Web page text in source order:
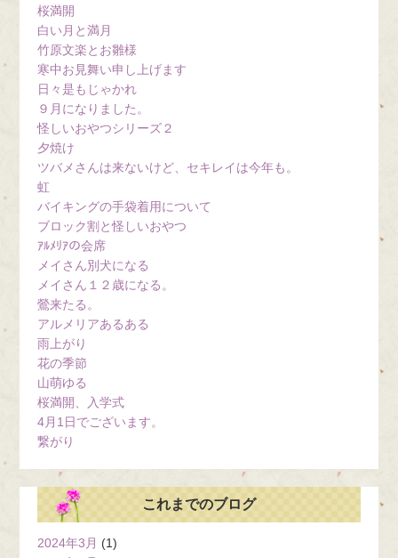
桜満開
白い月と満月
竹原文楽とお雛様
寒中お見舞い申し上げます
日々是もじゃかれ
９月になりました。
怪しいおやつシリーズ２
夕焼け
ツバメさんは来ないけど、セキレイは今年も。
虹
バイキングの手袋着用について
ブロック割と怪しいおやつ
ｱﾙﾒﾘｱの会席
メイさん別犬になる
メイさん１２歳になる。
鶯来たる。
アルメリアあるある
雨上がり
花の季節
山萌ゆる
桜満開、入学式
4月1日でございます。
繋がり
これまでのブログ
2024年3月 (1)